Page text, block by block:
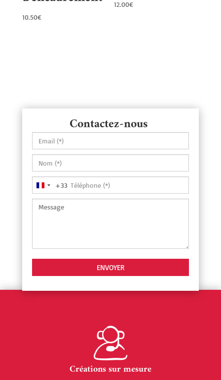
10.50€
12.00€
Contactez-nous
France
+33
+33
Créations sur mesure